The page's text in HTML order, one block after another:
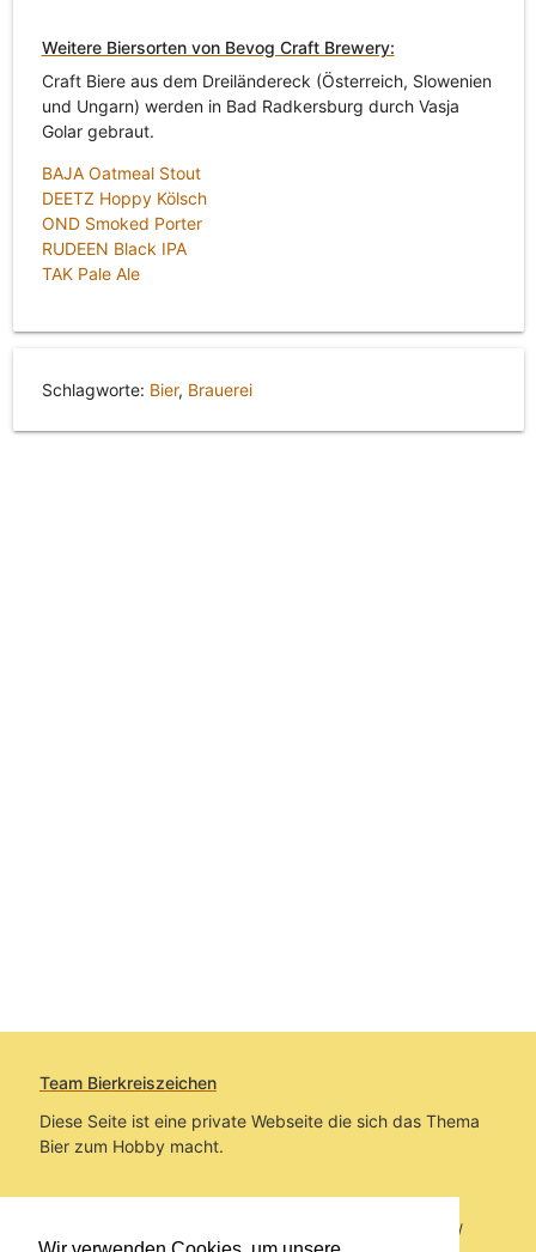
Weitere Biersorten von Bevog Craft Brewery:
Craft Biere aus dem Dreiländereck (Österreich, Slowenien
und Ungarn) werden in Bad Radkersburg durch Vasja
Golar gebraut.
BAJA Oatmeal Stout
DEETZ Hoppy Kölsch
OND Smoked Porter
RUDEEN Black IPA
TAK Pale Ale
Schlagworte: Bier, Brauerei
Team Bierkreiszeichen
Diese Seite ist eine private Webseite die sich das Thema
Bier zum Hobby macht.
Sie befinden sich auf https://www.bierkreiszeichen.at/